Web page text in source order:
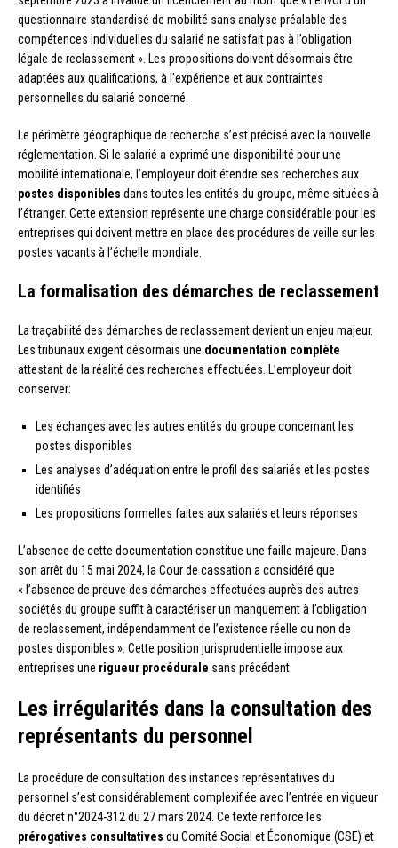
questionnaire standardisé de mobilité sans analyse préalable des
compétences individuelles du salarié ne satisfait pas à l’obligation
légale de reclassement ». Les propositions doivent désormais être
adaptées aux qualifications, à l’expérience et aux contraintes
personnelles du salarié concerné.
Le périmètre géographique de recherche s’est précisé avec la nouvelle
réglementation. Si le salarié a exprimé une disponibilité pour une
mobilité internationale, l’employeur doit étendre ses recherches aux
postes disponibles dans toutes les entités du groupe, même situées à
l’étranger. Cette extension représente une charge considérable pour les
entreprises qui doivent mettre en place des procédures de veille sur les
postes vacants à l’échelle mondiale.
La formalisation des démarches de reclassement
La traçabilité des démarches de reclassement devient un enjeu majeur.
Les tribunaux exigent désormais une documentation complète
attestant de la réalité des recherches effectuées. L’employeur doit
conserver:
Les échanges avec les autres entités du groupe concernant les
postes disponibles
Les analyses d’adéquation entre le profil des salariés et les postes
identifiés
Les propositions formelles faites aux salariés et leurs réponses
L’absence de cette documentation constitue une faille majeure. Dans
son arrêt du 15 mai 2024, la Cour de cassation a considéré que
« l’absence de preuve des démarches effectuées auprès des autres
sociétés du groupe suffit à caractériser un manquement à l’obligation
de reclassement, indépendamment de l’existence réelle ou non de
postes disponibles ». Cette position jurisprudentielle impose aux
entreprises une rigueur procédurale sans précédent.
Les irrégularités dans la consultation des
représentants du personnel
La procédure de consultation des instances représentatives du
personnel s’est considérablement complexifiée avec l’entrée en vigueur
du décret n°2024-312 du 27 mars 2024. Ce texte renforce les
prérogatives consultatives du Comité Social et Économique (CSE) et